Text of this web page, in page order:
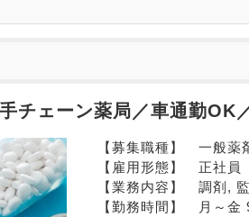
チェーン薬局／車通勤OK
【募集職種】　一般薬
【雇用形態】　正社員
【業務内容】　調剤,
【勤務時間】　月～